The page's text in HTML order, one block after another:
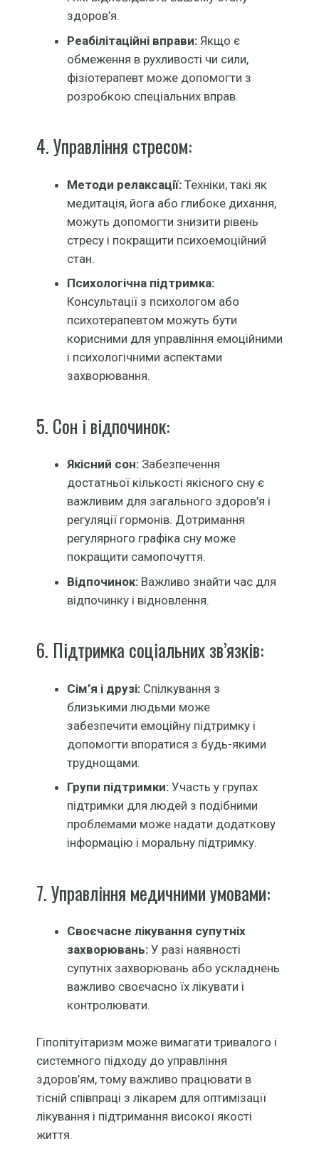
здоров’я.
Реабілітаційні вправи:Якщо є
обмеження в рухливості чи сили,
фізіотерапевт може допомогти з
розробкою спеціальних вправ.
4. Управління стресом:
Методи релаксації:Техніки, такі як
медитація, йога або глибоке дихання,
можуть допомогти знизити рівень
стресу і покращити психоемоційний
стан.
Психологічна підтримка:
Консультації з психологом або
психотерапевтом можуть бути
корисними для управління емоційними
і психологічними аспектами
захворювання.
5. Сон і відпочинок:
Якісний сон:Забезпечення
достатньої кількості якісного сну є
важливим для загального здоров’я і
регуляції гормонів. Дотримання
регулярного графіка сну може
покращити самопочуття.
Відпочинок:Важливо знайти час для
відпочинку і відновлення.
6. Підтримка соціальних зв’язків:
Сім’я і друзі:Спілкування з
близькими людьми може
забезпечити емоційну підтримку і
допомогти впоратися з будь-якими
труднощами.
Групи підтримки:Участь у групах
підтримки для людей з подібними
проблемами може надати додаткову
інформацію і моральну підтримку.
7. Управління медичними умовами:
Своєчасне лікування супутніх
захворювань:У разі наявності
супутніх захворювань або ускладнень
важливо своєчасно їх лікувати і
контролювати.
Гіпопітуїтаризм може вимагати тривалого і
системного підходу до управління
здоров’ям, тому важливо працювати в
тісній співпраці з лікарем для оптимізації
лікування і підтримання високої якості
життя.